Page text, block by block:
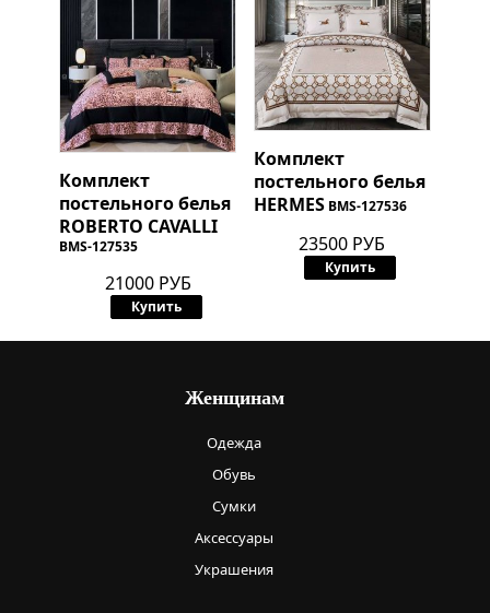
Комплект
постельного белья
ROBERTO CAVALLI
BMS-127535
21000 РУБ
Купить
Комплект
постельного белья
HERMES BMS-127536
23500 РУБ
Купить
Женщинам
Одежда
Обувь
Сумки
Аксессуары
Украшения